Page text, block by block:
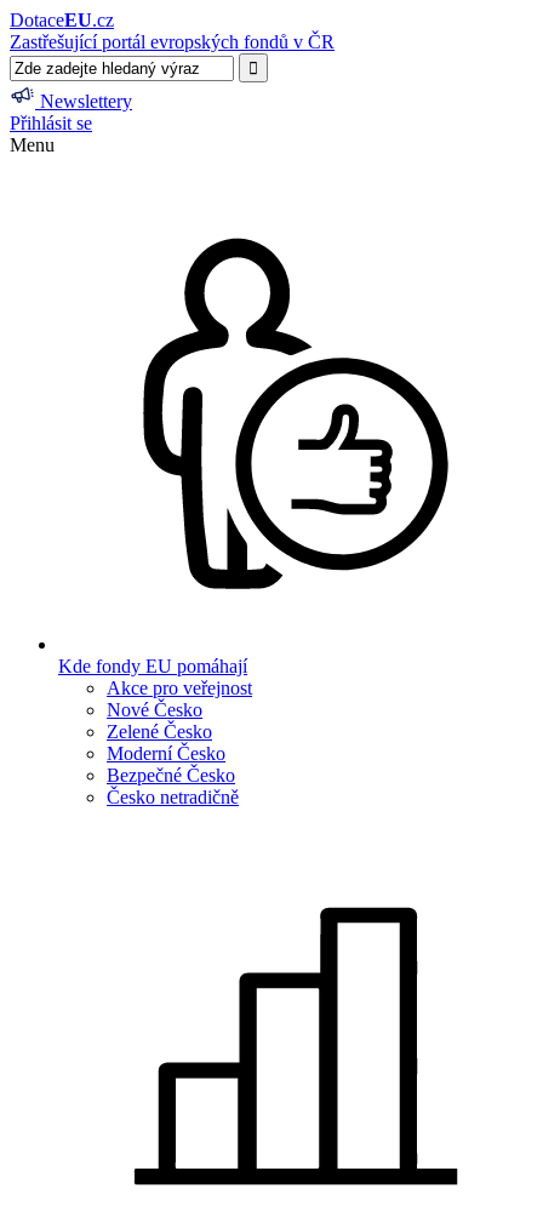
DotaceEU.cz
Zastřešující portál evropských fondů v ČR
Newslettery
Přihlásit se
Menu
Kde fondy EU pomáhají
Akce pro veřejnost
Nové Česko
Zelené Česko
Moderní Česko
Bezpečné Česko
Česko netradičně